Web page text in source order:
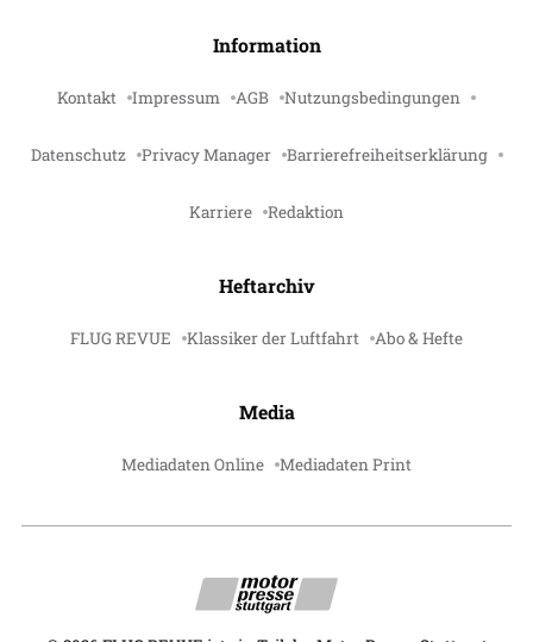
Information
Kontakt Impressum AGB Nutzungsbedingungen
Datenschutz Privacy Manager Barrierefreiheitserklärung
Karriere Redaktion
Heftarchiv
FLUG REVUE Klassiker der Luftfahrt Abo & Hefte
Media
Mediadaten Online Mediadaten Print